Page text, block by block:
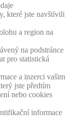
které jste navštívili
a region na
na podstránce
pro statistická
a inzerci vašim
jste předtím
nebo cookies
informace